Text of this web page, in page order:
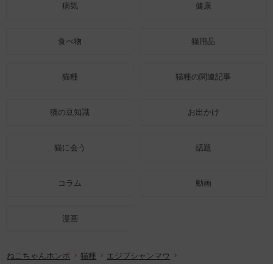
病気 健康
食べ物 猫用品
猫種 猫種の関連記事
猫の豆知識 お出かけ
猫に会う 話題
コラム 動画
漫画
ねこちゃんホンポ 猫種
エジプシャンマウ